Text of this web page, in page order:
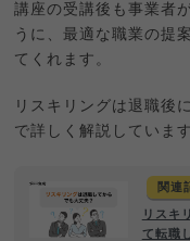
講座の受講後も事業者
うに、最適な職業の提
てくれます。
リスキリングは退職後
で詳しく解説しています
関連
リスキ
て転職